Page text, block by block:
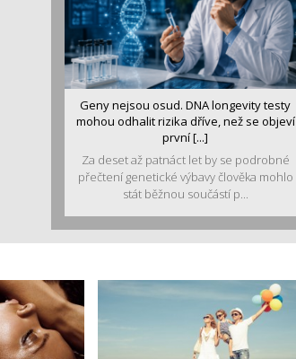
Geny nejsou osud. DNA longevity testy
mohou odhalit rizika dříve, než se objeví
první [...]
Za deset až patnáct let by se podrobné
přečtení genetické výbavy člověka mohlo
stát běžnou součástí p...